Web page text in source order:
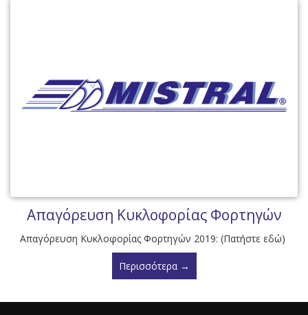
Απαγόρευση Κυκλοφορίας Φορτηγών
Απαγόρευση Κυκλοφορίας Φορτηγών 2019: (Πατήστε εδώ)
Περισσότερα →